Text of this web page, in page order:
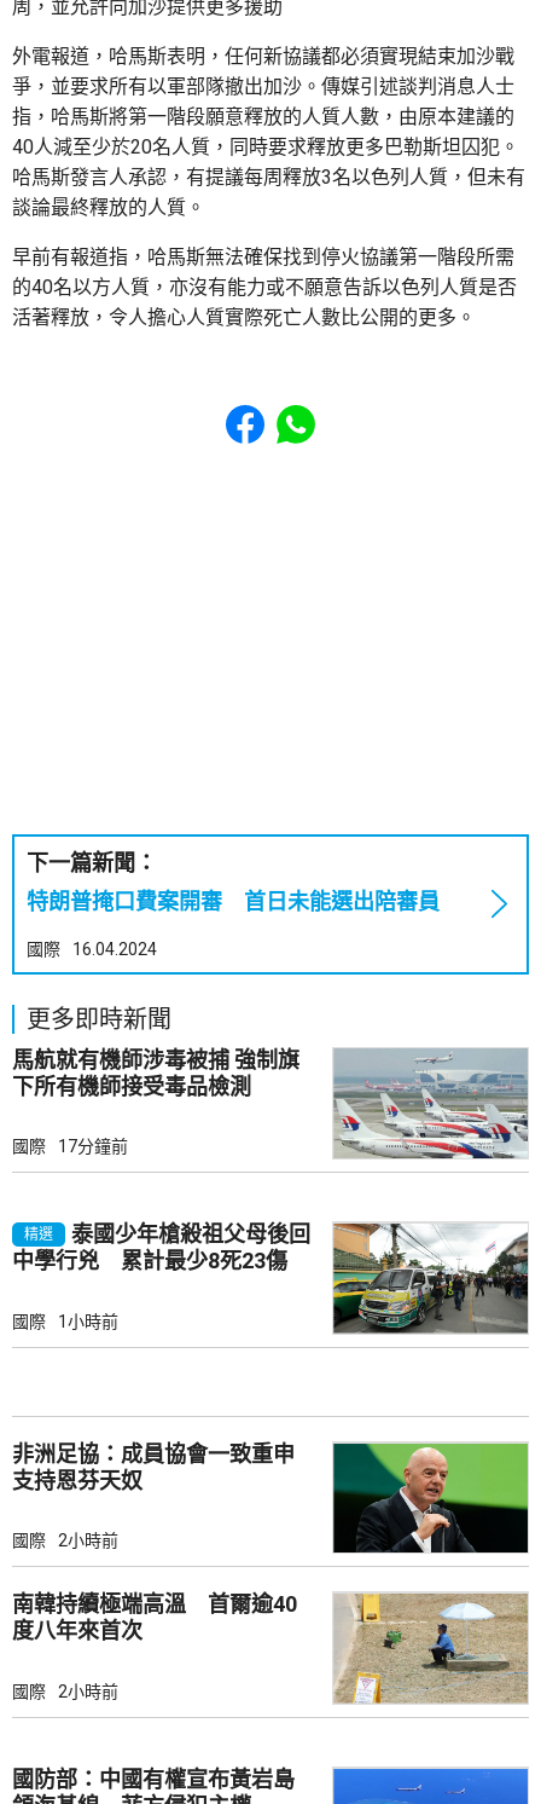
周，並允許向加沙提供更多援助
外電報道，哈馬斯表明，任何新協議都必須實現結束加沙戰
爭，並要求所有以軍部隊撤出加沙。傳媒引述談判消息人士
指，哈馬斯將第一階段願意釋放的人質人數，由原本建議的
40人減至少於20名人質，同時要求釋放更多巴勒斯坦囚犯。
哈馬斯發言人承認，有提議每周釋放3名以色列人質，但未有
談論最終釋放的人質。
早前有報道指，哈馬斯無法確保找到停火協議第一階段所需
的40名以方人質，亦沒有能力或不願意告訴以色列人質是否
活著釋放，令人擔心人質實際死亡人數比公開的更多。
Share to Facebook
Share to WhatsApp
下一篇新聞：
特朗普掩口費案開審 首日未能選出陪審員
國際 16.04.2024
更多即時新聞
馬航就有機師涉毒被捕 強制旗
下所有機師接受毒品檢測
國際 17分鐘前
精選
泰國少年槍殺祖父母後回
中學行兇 累計最少8死23傷
國際 1小時前
非洲足協：成員協會一致重申
支持恩芬天奴
國際 2小時前
南韓持續極端高溫 首爾逾40
度八年來首次
國際 2小時前
國防部：中國有權宣布黃岩島